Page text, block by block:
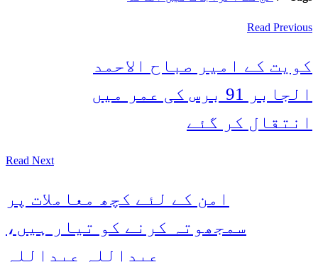
Read Previous
کویت کے امیر صباح الاحمد
الجابر 91 برس کی عمر میں
انتقال کر گئے
Read Next
امن کے لئے کچھ معاملات پر
سمجھوتہ کرنے کو تیار ہیں،
عبداللہ عبداللہ